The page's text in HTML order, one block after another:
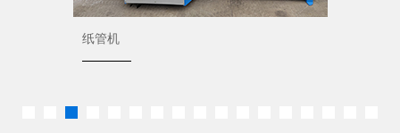
纸管机